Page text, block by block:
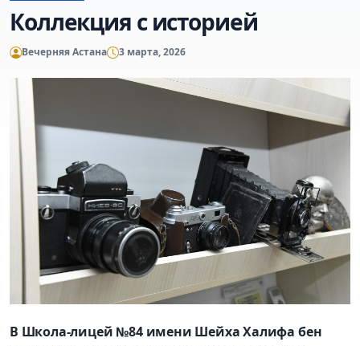
Коллекция с историей
Вечерняя Астана 3 марта, 2026
В Школа-лицей №84 имени Шейха Халифа бен